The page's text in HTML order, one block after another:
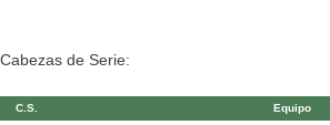
Cabezas de Serie:
C.S. Equipo